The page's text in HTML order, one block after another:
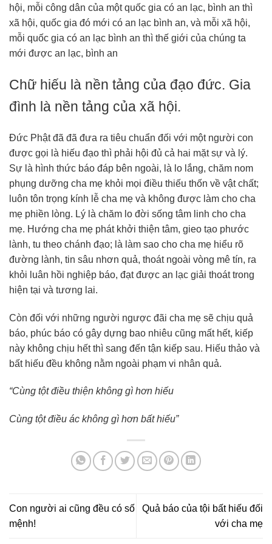
hội, mỗi công dân của một quốc gia có an lạc, bình an thì
xã hội, quốc gia đó mới có an lạc bình an, và mỗi xã hội,
mỗi quốc gia có an lạc bình an thì thế giới của chúng ta
mới được an lạc, bình an
Chữ hiếu là nền tảng của đạo đức. Gia
đình là nền tảng của xã hội.
Đức Phật đã đã đưa ra tiêu chuẩn đối với một người con
được gọi là hiếu đạo thì phải hội đủ cả hai mặt sự và lý.
Sự là hình thức báo đáp bên ngoài, là lo lắng, chăm nom
phụng dưỡng cha mẹ khỏi mọi điều thiếu thốn về vật chất;
luôn tôn trọng kính lễ cha mẹ và không được làm cho cha
mẹ phiền lòng. Lý là chăm lo đời sống tâm linh cho cha
mẹ. Hướng cha mẹ phát khởi thiện tâm, gieo tạo phước
lành, tu theo chánh đạo; là làm sao cho cha mẹ hiểu rõ
đường lành, tin sâu nhơn quả, thoát ngoài vòng mê tín, ra
khỏi luân hồi nghiệp báo, đạt được an lạc giải thoát trong
hiện tại và tương lai.
Còn đối với những người ngược đãi cha mẹ sẽ chịu quả
báo, phúc báo có gây dựng bao nhiêu cũng mất hết, kiếp
này không chịu hết thì sang đến tận kiếp sau. Hiếu thảo và
bất hiếu đều không nằm ngoài phạm vi nhân quả.
“Cùng tột điều thiện không gì hơn hiếu
Cùng tột điều ác không gì hơn bất hiếu”
Con người ai cũng đều có số
mệnh!
Quả báo của tội bất hiếu đối
với cha mẹ